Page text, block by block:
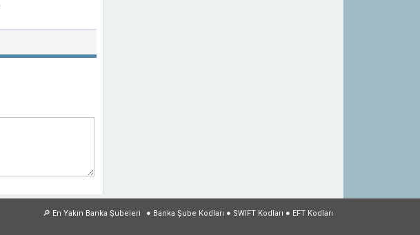
● Banka Şube Kodları ● SWIFT Kodları ● EFT Kodları
🔎 En Yakın Banka Şubeleri